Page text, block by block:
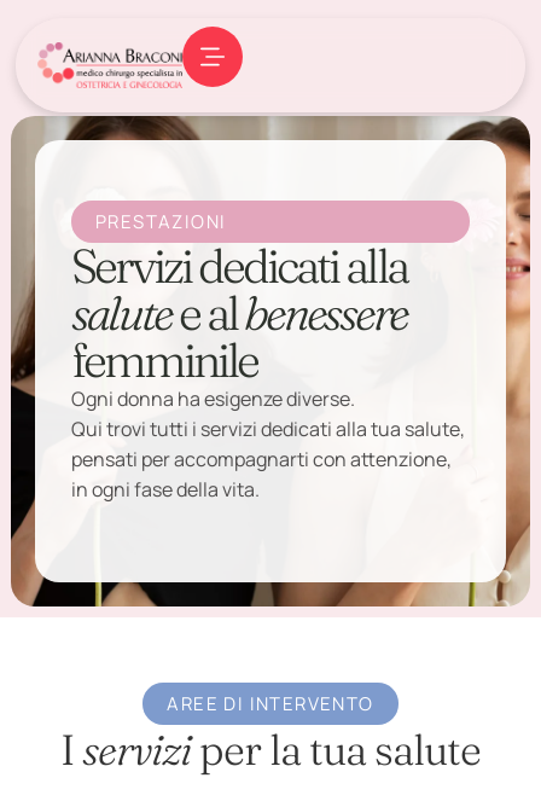
PRESTAZIONI
Servizi dedicati alla
salutee albenessere
femminile
Ogni donna ha esigenze diverse.
Qui trovi tutti i servizi dedicati alla tua salute,
pensati per accompagnarti con attenzione,
in ogni fase della vita.
AREE DI INTERVENTO
Iserviziper la tua salute